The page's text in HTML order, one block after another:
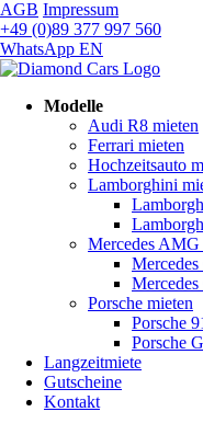
AGB Impressum
+49 (0)89 377 997 560
WhatsApp EN
überspringen
Modelle
Audi R8 mieten
Ferrari mieten
Hochzeitsauto
Lamborghini
Mercedes AMG
Porsche mieten
Porsche
Porsche
Langzeitmiete
Gutscheine
Kontakt